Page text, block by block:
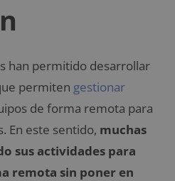
han permitido desarrollar
permiten gestionar
de forma remota para
En este sentido, muchas
sus actividades para
remota sin poner en